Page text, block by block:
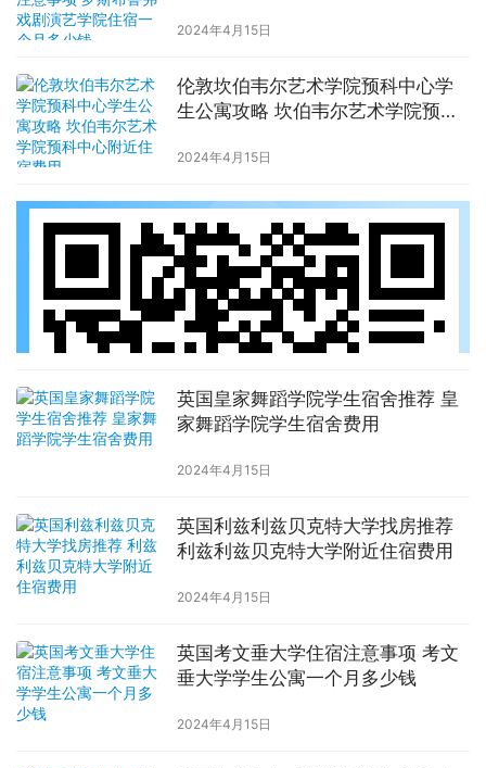
2024年4月15日
伦敦坎伯韦尔艺术学院预科中心学
生公寓攻略 坎伯韦尔艺术学院预科
2024年4月15日
英国皇家舞蹈学院学生宿舍推荐 皇
家舞蹈学院学生宿舍费用
2024年4月15日
英国利兹利兹贝克特大学找房推荐
利兹利兹贝克特大学附近住宿费用
2024年4月15日
英国考文垂大学住宿注意事项 考文
垂大学学生公寓一个月多少钱
2024年4月15日